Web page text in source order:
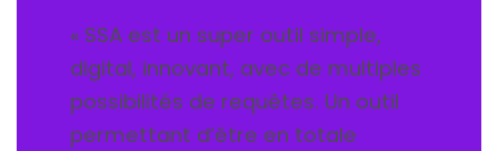
« SSA est un super outil simple,
digital, innovant, avec de multiples
possibilités de requêtes. Un outil
permettant d’être en totale